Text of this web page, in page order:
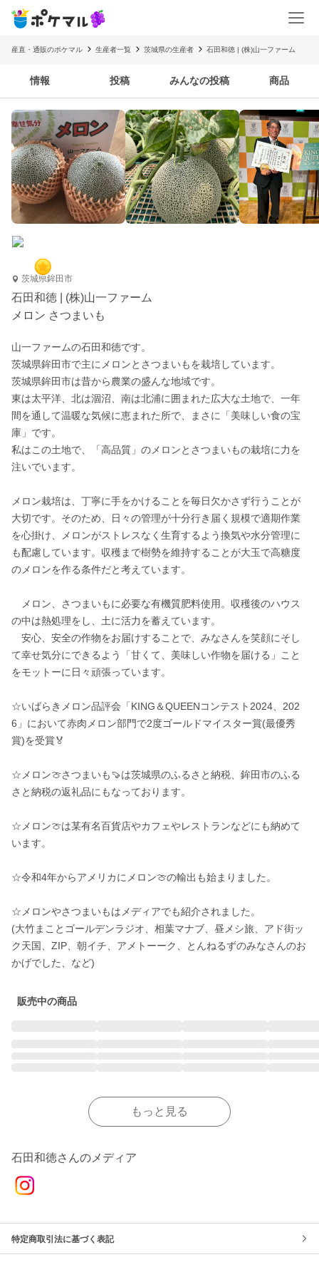
産直・通販のポケマル 生産者一覧 茨城県の生産者 石田和徳 | (株)山一ファーム
情報 投稿 みんなの投稿 商品
茨城県鉾田市
石田和徳 | (株)山一ファーム
メロン さつまいも
山一ファームの石田和徳です。
茨城県鉾田市で主にメロンとさつまいもを栽培しています。
茨城県鉾田市は昔から農業の盛んな地域です。
東は太平洋、北は涸沼、南は北浦に囲まれた広大な土地で、一年
間を通して温暖な気候に恵まれた所で、まさに「美味しい食の宝
庫」です。
私はこの土地で、「高品質」のメロンとさつまいもの栽培に力を
注いでいます。
メロン栽培は、丁寧に手をかけることを毎日欠かさず行うことが
大切です。そのため、日々の管理が十分行き届く規模で適期作業
を心掛け、メロンがストレスなく生育するよう換気や水分管理に
も配慮しています。収穫まで樹勢を維持することが大玉で高糖度
のメロンを作る条件だと考えています。
メロン、さつまいもに必要な有機質肥料使用。収穫後のハウス
の中は熱処理をし、土に活力を蓄えています。
安心、安全の作物をお届けすることで、みなさんを笑顔にそし
て幸せ気分にできるよう「甘くて、美味しい作物を届ける」こと
をモットーに日々頑張っています。
☆いばらきメロン品評会「KING＆QUEENコンテスト2024、202
6」において赤肉メロン部門で2度ゴールドマイスター賞(最優秀
賞)を受賞🏅
☆メロン🍈さつまいも🍠は茨城県のふるさと納税、鉾田市のふる
さと納税の返礼品にもなっております。
☆メロン🍈は某有名百貨店やカフェやレストランなどにも納めて
います。
☆令和4年からアメリカにメロン🍈の輸出も始まりました。
☆メロンやさつまいもはメディアでも紹介されました。
(大竹まことゴールデンラジオ、相葉マナブ、昼メシ旅、アド街ッ
ク天国、ZIP、朝イチ、アメトーーク、とんねるずのみなさんのお
かげでした、など)
販売中の商品
もっと見る
石田和徳さんのメディア
特定商取引法に基づく表記